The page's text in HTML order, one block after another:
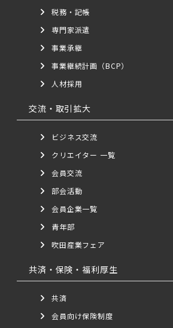
税務・記帳
専門家派遣
事業承継
事業継続計画（BCP）
人材採用
交流・取引拡大
ビジネス交流
クリエイター 一覧
会員交流
部会活動
会員企業一覧
青年部
吹田産業フェア
共済・保険・福利厚生
共済
会員向け保険制度